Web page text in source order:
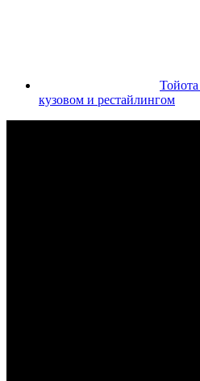
кузовом и рестайлингом